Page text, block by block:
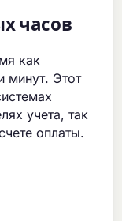
часов
как
минут. Этот
учета, так
оплаты.